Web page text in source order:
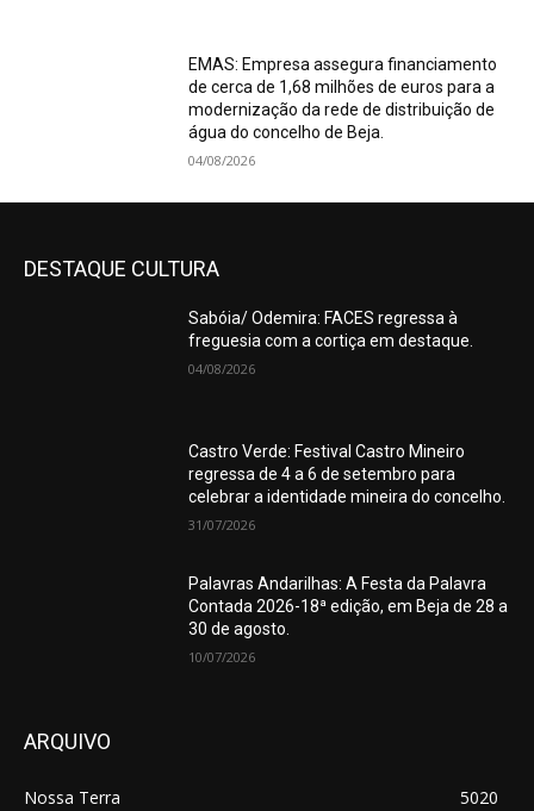
EMAS: Empresa assegura financiamento
de cerca de 1,68 milhões de euros para a
modernização da rede de distribuição de
água do concelho de Beja.
04/08/2026
DESTAQUE CULTURA
Sabóia/ Odemira: FACES regressa à
freguesia com a cortiça em destaque.
04/08/2026
Castro Verde: Festival Castro Mineiro
regressa de 4 a 6 de setembro para
celebrar a identidade mineira do concelho.
31/07/2026
Palavras Andarilhas: A Festa da Palavra
Contada 2026-18ª edição, em Beja de 28 a
30 de agosto.
10/07/2026
ARQUIVO
Nossa Terra
5020